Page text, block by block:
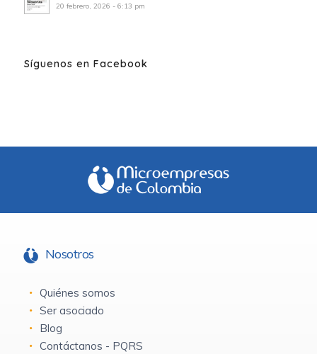
20 febrero, 2026 - 6:13 pm
Síguenos en Facebook
Nosotros
Quiénes somos
Ser asociado
Blog
Contáctanos - PQRS